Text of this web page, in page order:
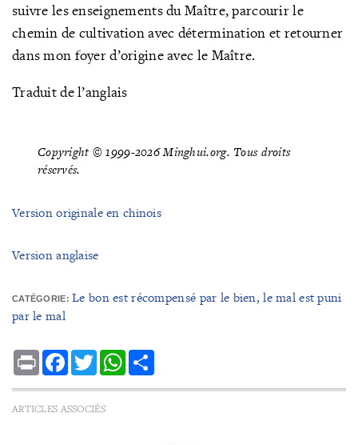
suivre les enseignements du Maître, parcourir le
chemin de cultivation avec détermination et retourner
dans mon foyer d’origine avec le Maître.
Traduit de l’anglais
Copyright © 1999-2026 Minghui.org. Tous droits
réservés.
Version originale en chinois
Version anglaise
CATÉGORIE: Le bon est récompensé par le bien, le mal est puni
par le mal
Print Facebook
TwitterWhatsApp
ARTICLES ASSOCIÉS